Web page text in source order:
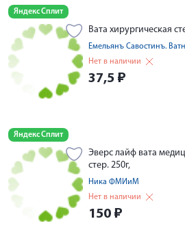
Яндекс Сплит
Вата хирургическая
Емельянъ Савостинъ.
Нет в наличии
37,5 ₽
Яндекс Сплит
Эверс лайф вата
стер. 250г,
Ника ФМИиМ
Нет в наличии
150 ₽